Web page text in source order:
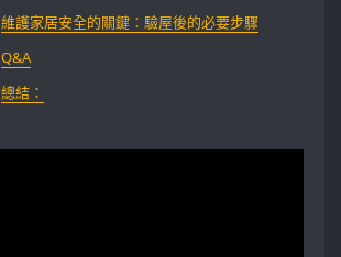
維護家居安全的關鍵：驗屋後的必要步驟
Q&A
總結：